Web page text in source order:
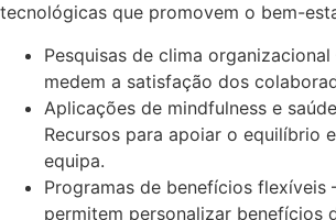
tecnológicas que promovem o bem-
Pesquisas de clima organizacional
medem a satisfação dos
Aplicações de mindfulness e
Recursos para apoiar o equilíbrio
equipa.
Programas de benefícios flexíveis
permitem personalizar benefícios